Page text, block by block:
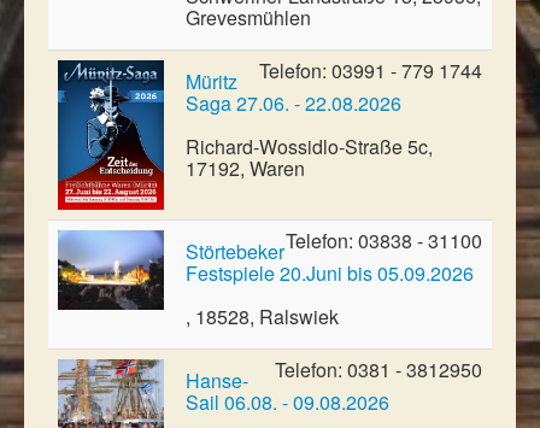
Grevesmühlen
Telefon: 03991 - 779 1744
Müritz
Saga 27.06. - 22.08.2026
Richard-Wossidlo-Straße 5c,
17192, Waren
Telefon: 03838 - 31100
Störtebeker
Festspiele 20.Juni bis 05.09.2026
, 18528, Ralswiek
Telefon: 0381 - 3812950
Hanse-
Sail 06.08. - 09.08.2026